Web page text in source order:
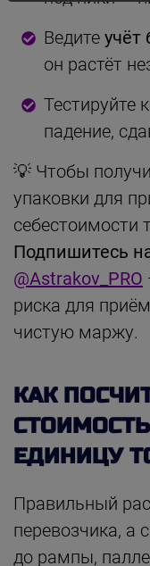
Ведите учёт
он растёт
Тестируйте
падение,
💡 Чтобы
упаковки для
себестоимости
Подпишитесь
@Astrakov_PRO
риска для
чистую маржу.
КАК
ЕДИНИЦУ
Правильный
перевозчика, а с
до рампы,